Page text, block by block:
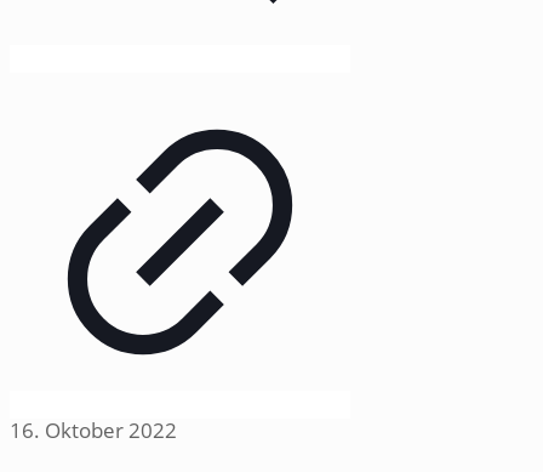
16. Oktober 2022